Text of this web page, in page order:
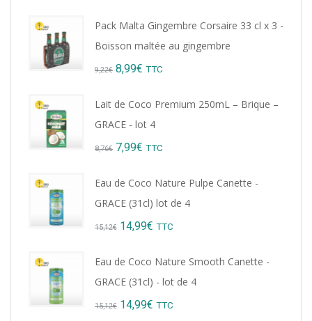
Pack Malta Gingembre Corsaire 33 cl x 3 -
Boisson maltée au gingembre
9,22€ Original
8,99€ Current
TTC
Lait de Coco Premium 250mL – Brique –
GRACE - lot 4
8,76€ Original
7,99€ Current
TTC
Eau de Coco Nature Pulpe Canette -
GRACE (31cl) lot de 4
15,12€ Original
14,99€ Current
TTC
Eau de Coco Nature Smooth Canette -
GRACE (31cl) - lot de 4
15,12€ Original
14,99€ Current
TTC